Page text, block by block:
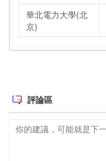
華北電力大學(北
京)
評論區